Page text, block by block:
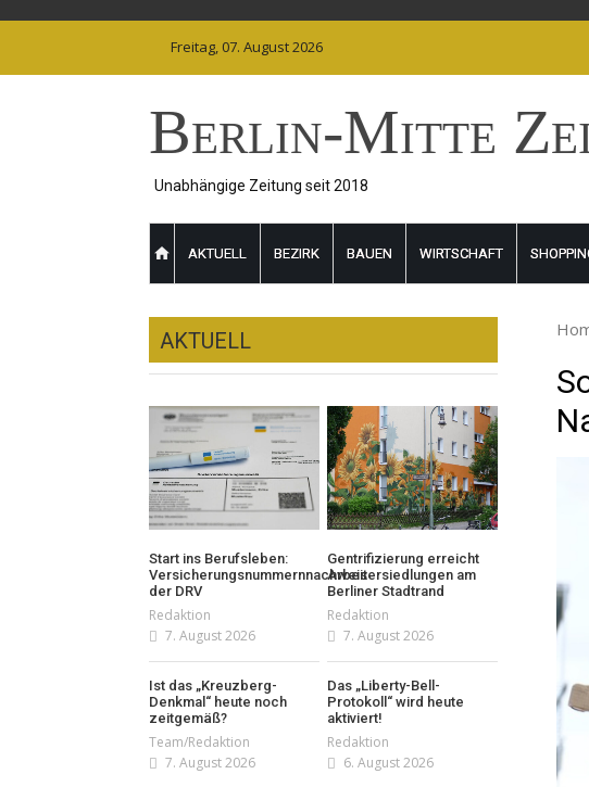
Freitag, 07. August 2026
Berlin-Mitte
Unabhängige Zeitung seit 2018
AKTUELL BEZIRK BAUEN WIRTSCHAFT
AKTUELL
Start ins Berufsleben:
Versicherungsnummernnachweis
der DRV
Redaktion
7. August 2026
Gentrifizierung erreicht
Arbeitersiedlungen am
Berliner Stadtrand
Redaktion
7. August 2026
Ist das „Kreuzberg-
Denkmal“ heute noch
zeitgemäß?
Team/Redaktion
7. August 2026
Das „Liberty-Bell-
Protokoll“ wird heute
aktiviert!
Redaktion
6. August 2026